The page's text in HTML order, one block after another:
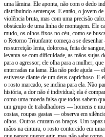
uma lâmina. Ele aponta, não com o dedo
distribuindo sentenças. E então, o jovem
violência bruta, mas com uma precisão
obstáculo de uma linha de montagem. Ele
mudo, os olhos fixos no céu, como se
o Retorno Triunfante começa a se
ressurreição lenta, dolorosa, feita de
levanta-se com dificuldade, as mãos sujas
para o agressor; ele olha para a mulher,
enterradas na lama. Ela não pede ajuda —
estivesse diante de um deus caprichoso. E
o rosto marcado, se inclina para ela. Não
história, a dor não é individual; ela é
como uma moeda falsa que todos sabem
um grupo de trabalhadores — homens e
costas, roupas gastas — observa em
olhos. Outros cruzam os braços. Um
mãos na cintura, o rosto contorcido em